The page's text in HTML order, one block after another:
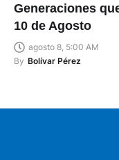
Generaciones
10 de Agosto
agosto 8, 5:00 AM
By Bolívar Pérez